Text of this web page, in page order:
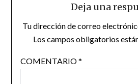
Deja una
Tu dirección de correo
Los campos obligatorios
COMENTARIO*